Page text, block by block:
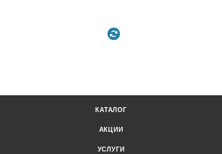
КАТАЛОГ
АКЦИИ
УСЛУГИ